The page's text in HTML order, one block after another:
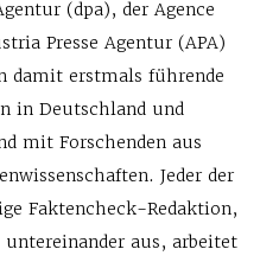
(dpa), der Agence
Presse Agentur (APA)
damit erstmals führende
in Deutschland und
mit Forschenden aus
Jeder der
Faktencheck-Redaktion,
aus, arbeitet